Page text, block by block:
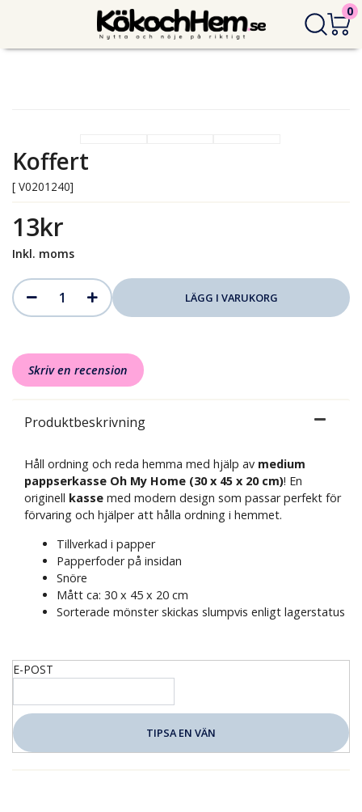
0
Koffert
[ V0201240]
13kr
Inkl. moms
Skriv en recension
Produktbeskrivning
Håll ordning och reda hemma med hjälp av medium
pappserkasse Oh My Home (30 x 45 x 20 cm)! En
originell kasse med modern design som passar perfekt för
förvaring och hjälper att hålla ordning i hemmet.
Tillverkad i papper
Papperfoder på insidan
Snöre
Mått ca: 30 x 45 x 20 cm
Sorterade mönster skickas slumpvis enligt lagerstatus
E-POST